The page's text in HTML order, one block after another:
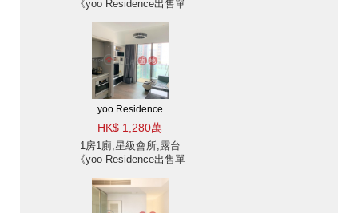
《yoo Residence出售單
yoo Residence
HK$ 1,280萬
1房1廁,星級會所,露台
《yoo Residence出售單